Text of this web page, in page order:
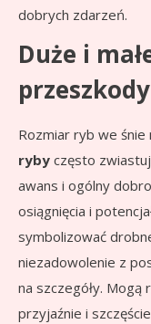
dobrych zdarzeń.
Duże i
Rozmiar ryb we
ryby często
awans i ogólny
osiągnięcia i
symbolizować
niezadowolenie z
na szczegóły. Mogą
przyjaźnie i